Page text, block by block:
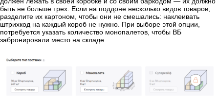
быть не больше трех. Если на поддоне несколько видов товаров,
разделите их картоном, чтобы они не смешались: наклеивать
штрихкод на каждый короб не нужно. При выборе этой опции,
потребуется указать количество монопалетов, чтобы ВБ
забронировали место на складе.